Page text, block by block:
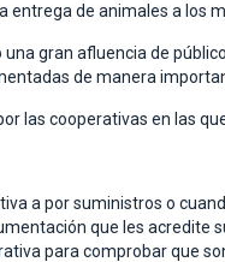
de animales a los
gran afluencia de
de manera
las cooperativas en las
a por suministros o
que les acredite
para comprobar que